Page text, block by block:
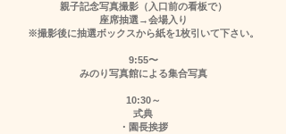
親子記念写真撮影（入口前の看板で）
座席抽選→会場入り
※撮影後に抽選ボックスから紙を1枚引いて下さい。
9:55〜
みのり写真館による集合写真
10:30～
式典
・園長挨拶